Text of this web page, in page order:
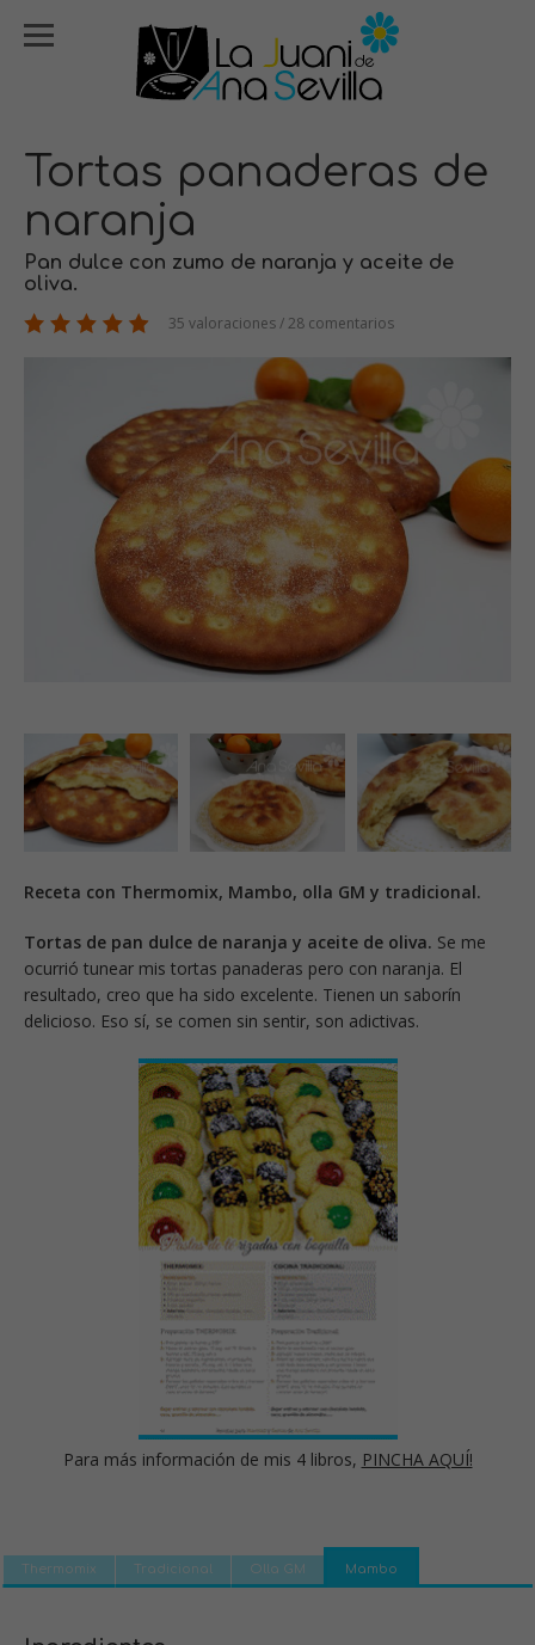
Tortas panaderas de
naranja
Pan dulce con zumo de naranja y aceite de
oliva.
35 valoraciones / 28 comentarios
Receta con Thermomix, Mambo, olla GM y tradicional.
Tortas de pan dulce de naranja y aceite de oliva. Se me
ocurrió tunear mis tortas panaderas pero con naranja. El
resultado, creo que ha sido excelente. Tienen un saborín
delicioso. Eso sí, se comen sin sentir, son adictivas.
Para más información de mis 4 libros, PINCHA AQUÍ!
Thermomix Tradicional Olla GM Mambo